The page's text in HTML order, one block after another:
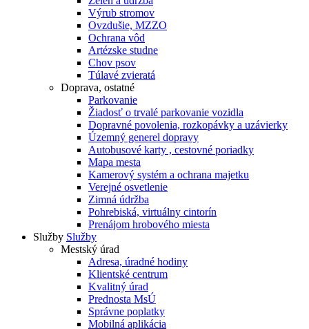
Výrub stromov
Ovzdušie, MZZO
Ochrana vôd
Artézske studne
Chov psov
Túlavé zvieratá
Doprava, ostatné
Parkovanie
Žiadosť o trvalé parkovanie vozidla
Dopravné povolenia, rozkopávky a uzávierky
Územný generel dopravy
Autobusové karty , cestovné poriadky
Mapa mesta
Kamerový systém a ochrana majetku
Verejné osvetlenie
Zimná údržba
Pohrebiská, virtuálny cintorín
Prenájom hrobového miesta
Služby Služby
Mestský úrad
Adresa, úradné hodiny
Klientské centrum
Kvalitný úrad
Prednosta MsÚ
Správne poplatky
Mobilná aplikácia